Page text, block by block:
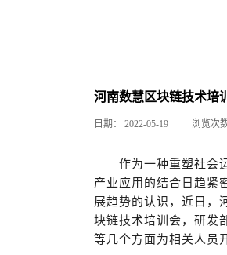
河南数慧区块链技术培
日期： 2022-05-19 浏览次
作为一种重塑社会
产业应用的结合日趋紧
展趋势的认识，近日，
块链技术培训会，研发
等几个方面为相关人员